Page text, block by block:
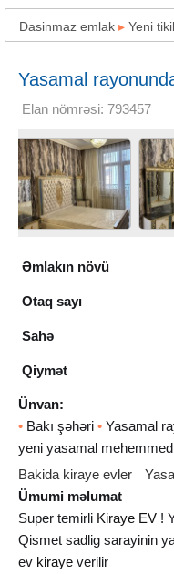
Dasinmaz emlak ▸ Yeni
Yasamal
verilir, 70 m²
Elan nömrəsi: 793457
Əmlakın növü
Otaq sayı
Sahə
Qiymət
Ünvan:
• Bakı şəhəri • Yasamal
yeni yasamal
Bakida kiraye evler
Ümumi məlumat
Super temirli Kiraye EV !
Qismet sadlig sarayinin
ev kiraye verilir